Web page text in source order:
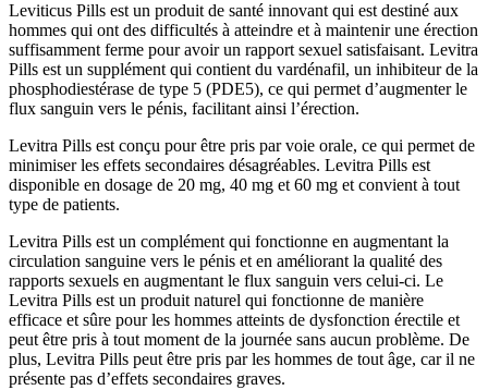
Leviticus Pills est un produit de santé innovant qui est destiné aux
hommes qui ont des difficultés à atteindre et à maintenir une érection
suffisamment ferme pour avoir un rapport sexuel satisfaisant. Levitra
Pills est un supplément qui contient du vardénafil, un inhibiteur de la
phosphodiestérase de type 5 (PDE5), ce qui permet d’augmenter le
flux sanguin vers le pénis, facilitant ainsi l’érection.
Levitra Pills est conçu pour être pris par voie orale, ce qui permet de
minimiser les effets secondaires désagréables. Levitra Pills est
disponible en dosage de 20 mg, 40 mg et 60 mg et convient à tout
type de patients.
Levitra Pills est un complément qui fonctionne en augmentant la
circulation sanguine vers le pénis et en améliorant la qualité des
rapports sexuels en augmentant le flux sanguin vers celui-ci. Le
Levitra Pills est un produit naturel qui fonctionne de manière
efficace et sûre pour les hommes atteints de dysfonction érectile et
peut être pris à tout moment de la journée sans aucun problème. De
plus, Levitra Pills peut être pris par les hommes de tout âge, car il ne
présente pas d’effets secondaires graves.